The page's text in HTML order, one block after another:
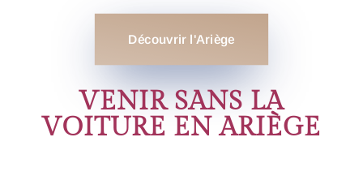
Découvrir l'Ariège
VENIR SANS LA
VOITURE EN ARIÈGE